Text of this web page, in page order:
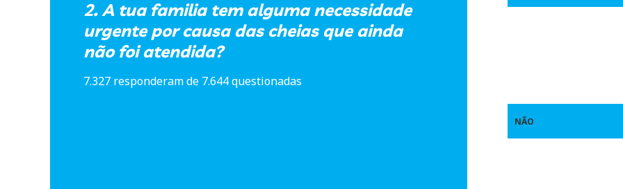
2. A tua familia tem alguma necessidade
urgente por causa das cheias que ainda
não foi atendida?
7.327 responderam de 7.644 questionadas
NÃO